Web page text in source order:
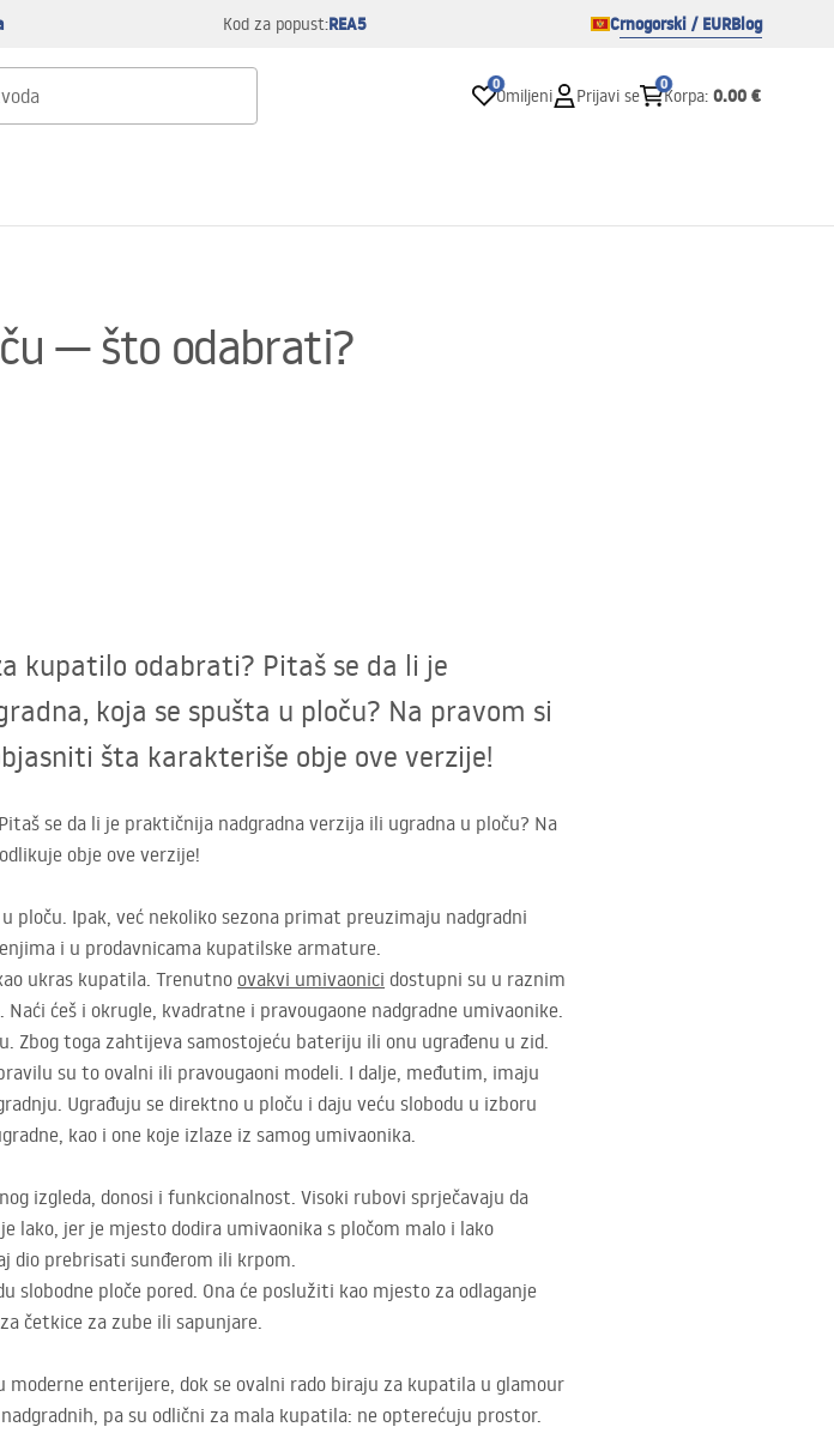
Kod za popust:REA5 Crnogorski / EURBlog
0
Omiljeni Prijavi se
0
Korpa: 0.00 €
— što odabrati?
kupatilo odabrati? Pitaš se da li je
koja se spušta u ploču? Na pravom si
šta karakteriše obje ove verzije!
se da li je praktičnija nadgradna verzija ili ugradna u ploču? Na
obje ove verzije!
ploču. Ipak, već nekoliko sezona primat preuzimaju nadgradni
i u prodavnicama kupatilske armature.
ukras kupatila. Trenutno ovakvi umivaonici dostupni su u raznim
ćeš i okrugle, kvadratne i pravougaone nadgradne umivaonike.
Zbog toga zahtijeva samostojeću bateriju ili onu ugrađenu u zid.
su to ovalni ili pravougaoni modeli. I dalje, međutim, imaju
Ugrađuju se direktno u ploču i daju veću slobodu u izboru
kao i one koje izlaze iz samog umivaonika.
izgleda, donosi i funkcionalnost. Visoki rubovi sprječavaju da
lako, jer je mjesto dodira umivaonika s pločom malo i lako
dio prebrisati sunđerom ili krpom.
ploče pored. Ona će poslužiti kao mjesto za odlaganje
četkice za zube ili sapunjare.
enterijere, dok se ovalni rado biraju za kupatila u glamour
pa su odlični za mala kupatila: ne opterećuju prostor.